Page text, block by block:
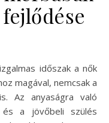
magával, nemcsak a
Az anyaságra való
a jövőbeli szülés